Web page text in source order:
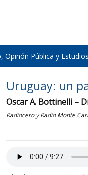
Opinón Pública y
Uruguay: un
Oscar A. Bottinelli –
Radiocero y Radio Monte